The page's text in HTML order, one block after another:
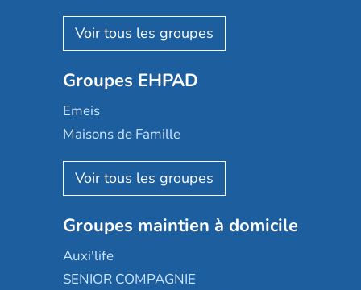
Nohée
Les Résidentiels
Mobicap
Domusvi
Happy Senior
Aquarelia
Nexity edenea
Les jardins d'Arcadie
Occitalia
Appartseniors
Groupes EHPAD
Emeis
Maisons de Famille
Korian
Emera
Groupe SOS
Le Noble Âge
Almage
Groupes maintien à domicile
Auxi'life
SENIOR COMPAGNIE